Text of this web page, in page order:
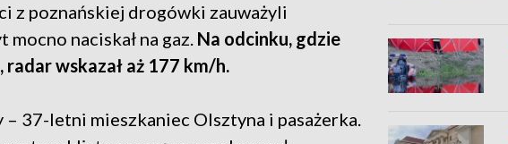
z poznańskiej drogówki zauważyli
naciskał na gaz. Na odcinku, gdzie
wskazał aż 177 km/h.
37-letni mieszkaniec Olsztyna i pasażerka.